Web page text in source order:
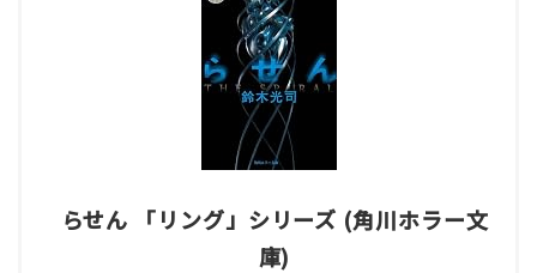
読書をより楽しむ Good Reading
らせん 「リング」シリーズ (角川ホラー文
庫)